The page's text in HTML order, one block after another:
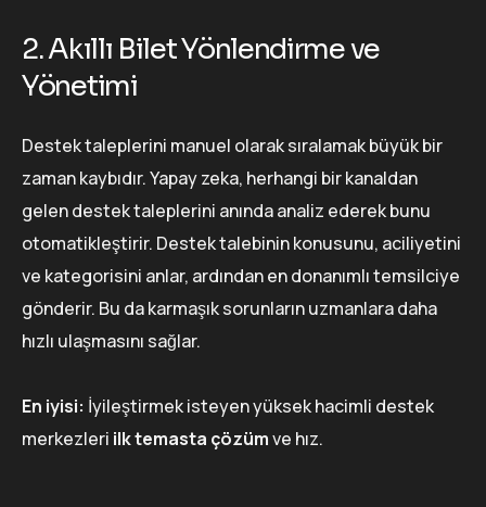
2. Akıllı Bilet Yönlendirme ve
Yönetimi
Destek taleplerini manuel olarak sıralamak büyük bir
zaman kaybıdır. Yapay zeka, herhangi bir kanaldan
gelen destek taleplerini anında analiz ederek bunu
otomatikleştirir. Destek talebinin konusunu, aciliyetini
ve kategorisini anlar, ardından en donanımlı temsilciye
gönderir. Bu da karmaşık sorunların uzmanlara daha
hızlı ulaşmasını sağlar.
En iyisi: İyileştirmek isteyen yüksek hacimli destek
merkezleri ilk temasta çözümve hız.